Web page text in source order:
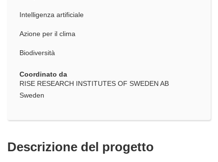
Intelligenza artificiale
Azione per il clima
Biodiversità
Coordinato da
RISE RESEARCH INSTITUTES OF SWEDEN AB
Sweden
Descrizione del progetto